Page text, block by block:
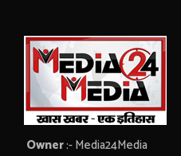
Owner:- Media24Media